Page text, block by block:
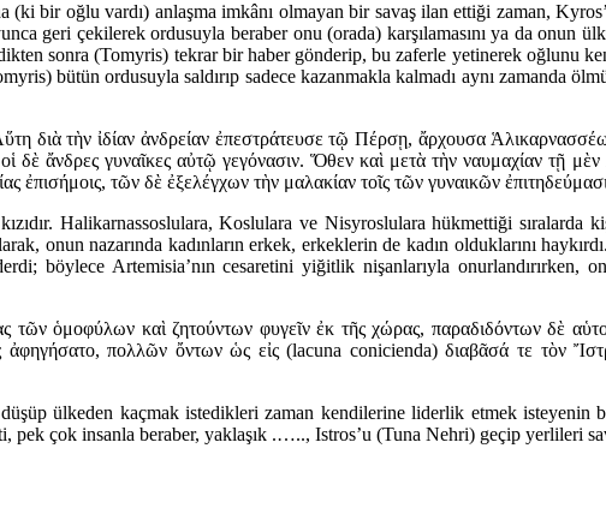
bir oğlu vardı) anlaşma imkânı olmayan bir savaş ilan ettiği zaman,
geri çekilerek ordusuyla beraber onu (orada) karşılamasını ya da onun
sonra (Tomyris) tekrar bir haber gönderip, bu zaferle yetinerek oğlunu
bütün ordusuyla saldırıp sadece kazanmakla kalmadı aynı zamanda
διὰ τὴν ἰδίαν ἀνδρείαν ἐπεστράτευσε τῷ Πέρσῃ, ἄρχουσα
ἄνδρες γυναῖκες αὐτῷ γεγόνασιν. Ὅθεν καὶ μετὰ τὴν ναυμαχίαν τῇ
ἐπισήμοις, τῶν δὲ ἐξελέγχων τὴν μαλακίαν τοῖς τῶν γυναικῶν
Halikarnassoslulara, Koslulara ve Nisyroslulara hükmettiği sıralarda
onun nazarında kadınların erkek, erkeklerin de kadın olduklarını
böylece Artemisia’nın cesaretini yiğitlik nişanlarıyla onurlandırırken,
ὁμοφύλων καὶ ζητούντων φυγεῖν ἐκ τῆς χώρας, παραδιδόντων δὲ
ἀφηγήσατο, πολλῶν ὄντων ὡς εἰς (lacuna conicienda) διαβᾶσά τε τὸν
düşüp ülkeden kaçmak istedikleri zaman kendilerine liderlik etmek
pek çok insanla beraber, yaklaşık .….., Istros’u (Tuna Nehri) geçip yerlileri